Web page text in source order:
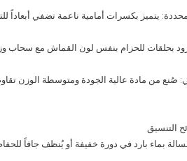
يتميز بكسرات أمامية ناعمة تضفي أبعاداً
بحلقات للحزام بنفس لون القماش مع سحاب وزر
صُنع من مادة عالية الجودة ومتوسطة الوزن
التنسيق
بماء بارد في دورة خفيفة أو يُنظف جافاً